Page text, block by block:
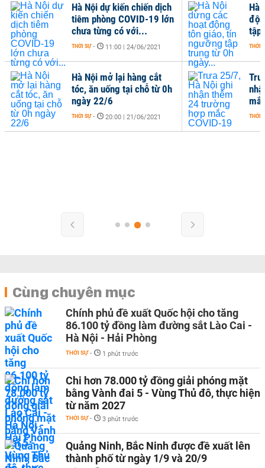
THỜI
Hà Nội dự kiến chiến dịch
tiêm phòng COVID-19 lớn
chưa từng có với...
THỜI SỰ - 11:00 | 24/06/2021
Hà Nội mở lại hàng cắt
tóc, ăn uống tại chỗ từ 0h
ngày 22/6
THỜI SỰ - 20:00 | 21/06/2021
Hà
tập
THỜI
Cùng chuyên mục
Chính phủ đề xuất Quốc hội cho tăng
86.100 tỷ đồng làm đường sắt Lào Cai -
Hà Nội - Hải Phòng
THỜI SỰ - 1 phút trước
Chi hơn 78.000 tỷ đồng giải phóng mặt
bằng Vành đai 5 - Vùng Thủ đô, thực hiện
từ năm 2027
THỜI SỰ - 3 phút trước
Quảng Ninh, Bắc Ninh được đề xuất lên
thành phố từ ngày 1/9 và 20/9